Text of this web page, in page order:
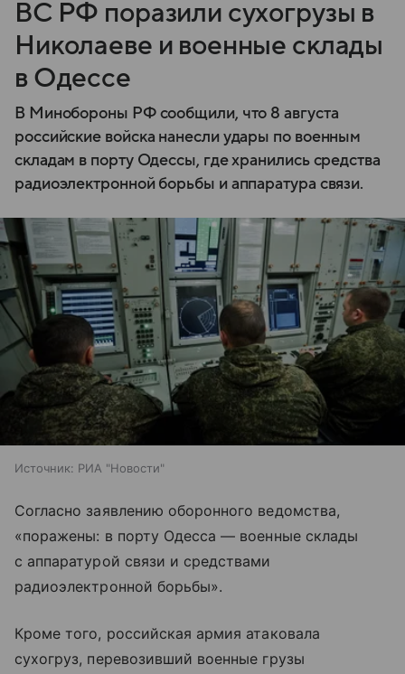
ВС РФ поразили сухогрузы в
Николаеве и военные склады
в Одессе
В Минобороны РФ сообщили, что 8 августа
российские войска нанесли удары по военным
складам в порту Одессы, где хранились средства
радиоэлектронной борьбы и аппаратура связи.
Источник: РИА "Новости"
Согласно заявлению оборонного ведомства,
«поражены: в порту Одесса — военные склады
с аппаратурой связи и средствами
радиоэлектронной борьбы».
Кроме того, российская армия атаковала
сухогруз, перевозивший военные грузы